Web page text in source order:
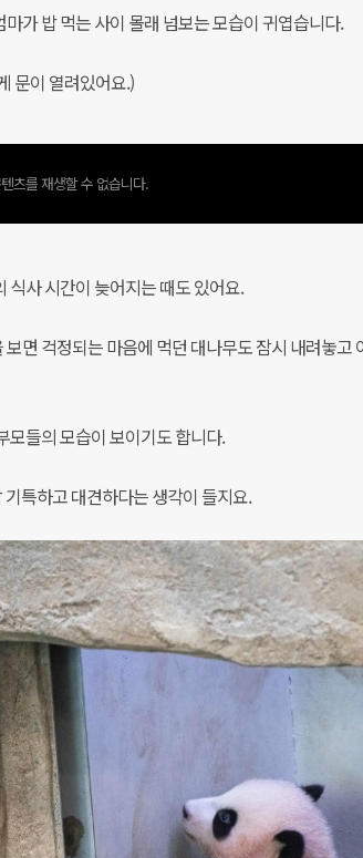
가 밥 먹는 사이 몰래 넘보는 모습이 귀엽습니다.
문이 열려있어요.)
츠를 재생할 수 없습니다.
식사 시간이 늦어지는 때도 있어요.
면 걱정되는 마음에 먹던 대나무도 잠시 내려놓고
모들의 모습이 보이기도 합니다.
특하고 대견하다는 생각이 들지요.